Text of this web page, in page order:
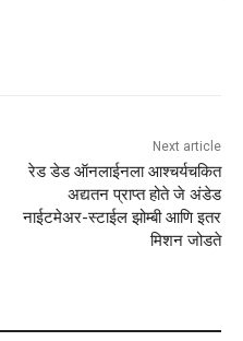
Next article
रेड डेड ऑनलाईनला आश्चर्यचकित
अद्यतन प्राप्त होते जे अंडेड
नाईटमेअर-स्टाईल झोम्बी आणि इतर
मिशन जोडते